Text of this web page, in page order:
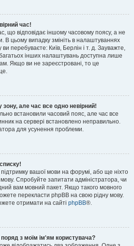
час!
що відповідає іншому часовому поясу, а не
В цьому випадку змініть в налаштуваннях
перебуваєте: Київ, Берлін і т. д. Зауважте,
інших налаштувань доступна лише
Якщо ви не зареєстровані, то це
але час все одно невірний!
встановили часовий пояс, але час все
на сервері встановлено неправильно.
для усунення проблеми.
вашої мови на форумі, або ще ніхто
Спробуйте запитати адміністратора, чи
вам мовний пакет. Якщо такого мовного
перекласти phpBB на свою рідну мову.
отримати на сайті phpBB®.
з моїм ім'ям користувача?